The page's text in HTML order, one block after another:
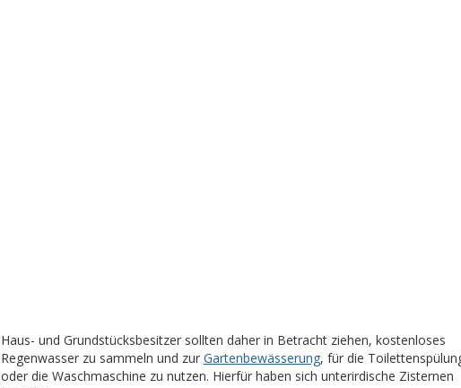
Haus- und Grundstücksbesitzer sollten daher in Betracht ziehen, kostenloses
Regenwasser zu sammeln und zur Gartenbewässerung, für die
oder die Waschmaschine zu nutzen. Hierfür haben sich unterirdische Zisternen